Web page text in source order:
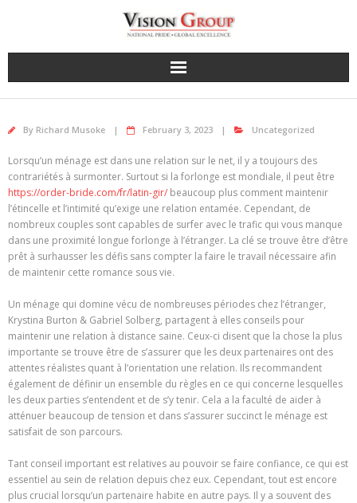
By Richard Musoke February 3, 2023 Uncategorized
Lorsqu’un ménage est dans une relation sur le net, il y a toujours des
contrariétés à surmonter. Surtout si la forlonge est mondiale, il peut être
https://order-bride.com/fr/latin-gir/ beaucoup plus comment maintenir
l’étincelle et l’intimité qu’exige une relation entamée. Cependant, de
nombreux couples sont capables de surfer avec le trafic qui vous manque
dans une proximité longue forlonge à l’étranger. La clé se trouve être d’être
prêt à surhausser les défis sans compter la faire le travail nécessaire afin
de maintenir cette romance sous vie.
Un ménage qui domine vécu de nombreuses périodes chez l’étranger,
Krystina Burton & Gabriel Solberg, partagent à elles conseils pour
maintenir une relation à distance saine. Ceux-ci disent que la chose la plus
importante se trouve être de s’assurer que les deux partenaires ont des
attentes réalistes quant à l’orientation une relation. Ils recommandent
également de définir un ensemble du règles en ce qui concerne lesquelles
les deux parties s’entendent et de s’y tenir. Cela a la faculté de aider à
atténuer beaucoup de tension et dans s’assurer succinct le ménage est
satisfait de son parcours.
Tant conseil important est relatives au pouvoir se faire confiance, ce qui est
essentiel au sein de relation depuis chez eux. Cependant, tout est encore
plus crucial lorsqu’un partenaire habite en autre pays. Il y a souvent des